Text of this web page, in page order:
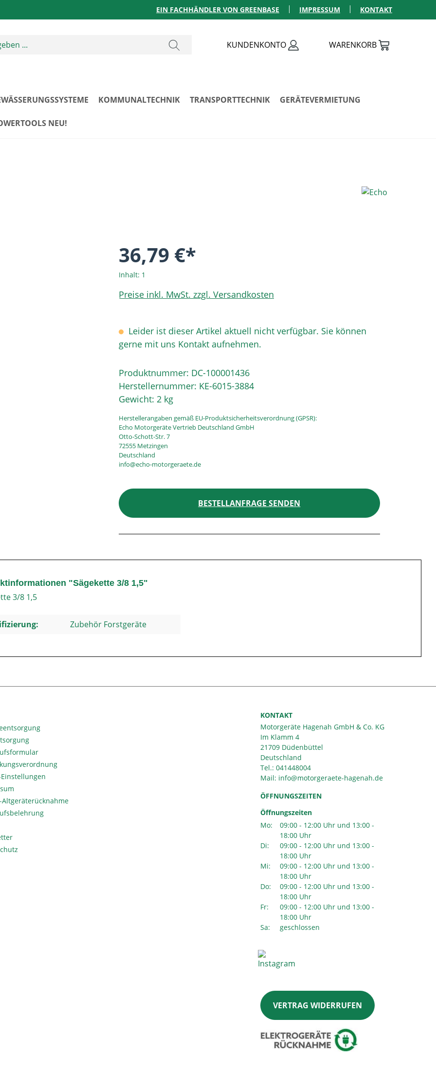
EIN FACHHÄNDLER VON GREENBASE IMPRESSUM KONTAKT
KUNDENKONTO WARENKORB
KOMMUNALTECHNIK TRANSPORTTECHNIK GERÄTEVERMIETUNG
NEU!
36,79 €*
Inhalt: 1
Preise inkl. MwSt. zzgl. Versandkosten
Leider ist dieser Artikel aktuell nicht verfügbar. Sie können
gerne mit uns Kontakt aufnehmen.
Produktnummer: DC-100001436
Herstellernummer: KE-6015-3884
Gewicht: 2 kg
Herstellerangaben gemäß EU-Produktsicherheitsverordnung (GPSR):
Echo Motorgeräte Vertrieb Deutschland GmbH
Otto-Schott-Str. 7
72555 Metzingen
Deutschland
info@echo-motorgeraete.de
BESTELLANFRAGE SENDEN
"Sägekette 3/8 1,5"
3/8 1,5
Zubehör Forstgeräte
Altgeräterücknahme
KONTAKT
Motorgeräte Hagenah GmbH & Co. KG
Im Klamm 4
21709 Düdenbüttel
Deutschland
Tel.: 041448004
Mail:
ÖFFNUNGSZEITEN
Öffnungszeiten
Mo:
09:00 - 12:00 Uhr und 13:00 -
18:00 Uhr
Di:
09:00 - 12:00 Uhr und 13:00 -
18:00 Uhr
Mi:
09:00 - 12:00 Uhr und 13:00 -
18:00 Uhr
Do:
09:00 - 12:00 Uhr und 13:00 -
18:00 Uhr
Fr:
09:00 - 12:00 Uhr und 13:00 -
18:00 Uhr
Sa:
geschlossen
VERTRAG WIDERRUFEN